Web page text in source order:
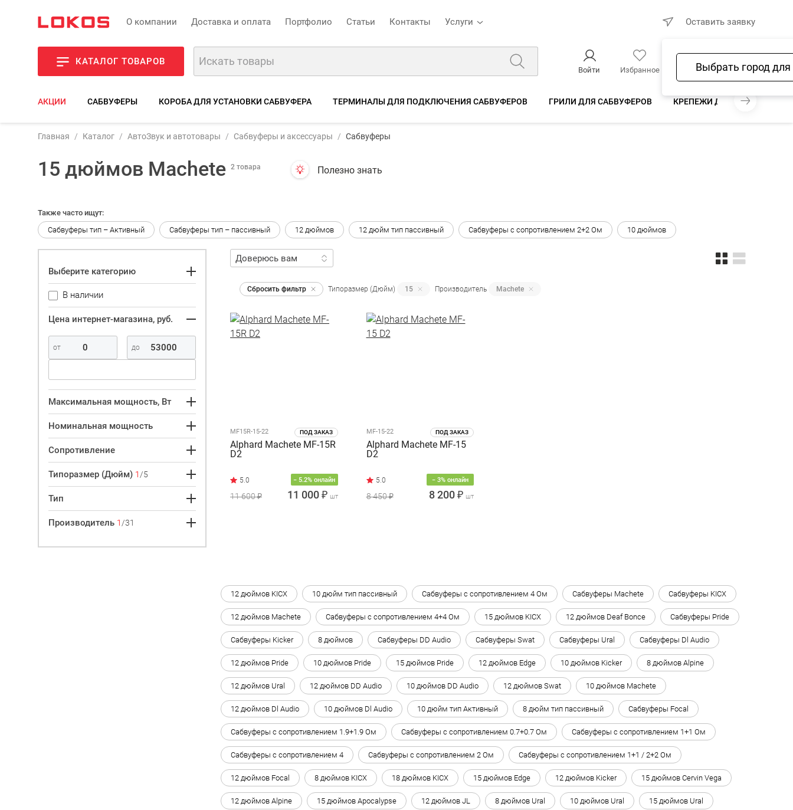
О компании Доставка и оплата Портфолио Статьи Контакты Услуги
Выбрать город
Оставить заявку
КАТАЛОГ ТОВАРОВ
Войти Избранное Сравнение Корзина
АКЦИИ САБВУФЕРЫ КОРОБА ДЛЯ УСТАНОВКИ САБВУФЕРА ТЕРМИНАЛЫ ДЛЯ ПОДКЛЮЧЕНИЯ САБВУФЕРОВ ГРИЛИ ДЛЯ САБВУФЕРОВ КРЕПЕЖИ ДЛЯ САБВУФЕРА
Главная Каталог АвтоЗвук и автотовары Сабвуферы и аксессуары Сабвуферы
15 дюймов Machete 2 товара Полезно знать
Также часто ищут:
Сабвуферы тип – Активный
Сабвуферы тип – пассивный 12 дюймов 12 дюйм тип пассивный Сабвуферы с сопротивлением 2+2 Ом 10 дюймов
Выберите категорию
В наличии
Цена интернет-магазина, руб.
Максимальная мощность, Вт
Номинальная мощность
Сопротивление
Типоразмер (Дюйм) 1 /5
Тип
Производитель 1 /31
Сбросить фильтр Типоразмер (Дюйм) 15 Производитель Machete
ПОД ЗАКАЗ
MF15R-15-22
Alphard Machete MF-15R
D2
− 5.2% онлайн
11 600 ₽ 11 000 ₽ шт
ПОД ЗАКАЗ
MF-15-22
Alphard Machete MF-15
D2
− 3% онлайн
8 450 ₽ 8 200 ₽ шт
12 дюймов KICX 10 дюйм тип пассивный Сабвуферы с сопротивлением 4 Ом Сабвуферы Machete Сабвуферы KICX
12 дюймов Machete Сабвуферы с сопротивлением 4+4 Ом 15 дюймов KICX 12 дюймов Deaf Bonce Сабвуферы Pride
Сабвуферы Kicker 8 дюймов Сабвуферы DD Audio Сабвуферы Swat Сабвуферы Ural Сабвуферы Dl Audio
12 дюймов Pride 10 дюймов Pride 15 дюймов Pride 12 дюймов Edge 10 дюймов Kicker 8 дюймов Alpine
12 дюймов Ural 12 дюймов DD Audio 10 дюймов DD Audio 12 дюймов Swat 10 дюймов Machete
12 дюймов Dl Audio 10 дюймов Dl Audio 10 дюйм тип Активный 8 дюйм тип пассивный Сабвуферы Focal
Сабвуферы с сопротивлением 1.9+1.9 Ом Сабвуферы с сопротивлением 0.7+0.7 Ом Сабвуферы с сопротивлением 1+1 Ом
Сабвуферы с сопротивлением 4 Сабвуферы с сопротивлением 2 Ом Сабвуферы с сопротивлением 1+1 / 2+2 Ом
12 дюймов Focal 8 дюймов KICX 18 дюймов KICX 15 дюймов Edge 12 дюймов Kicker 15 дюймов Cervin Vega
12 дюймов Alpine 15 дюймов Apocalypse 12 дюймов JL 8 дюймов Ural 10 дюймов Ural 15 дюймов Ural